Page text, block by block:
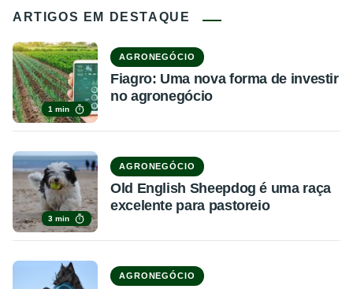
ARTIGOS EM DESTAQUE
1 min
AGRONEGÓCIO
Fiagro: Uma nova forma de investir
no agronegócio
3 min
AGRONEGÓCIO
Old English Sheepdog é uma raça
excelente para pastoreio
AGRONEGÓCIO